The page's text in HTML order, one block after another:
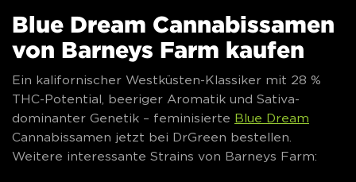
Blue Dream Cannabissamen
von Barneys Farm kaufen
Ein kalifornischer Westküsten-Klassiker mit 28 %
THC-Potential, beeriger Aromatik und Sativa-
dominanter Genetik – feminisierte Blue Dream
Cannabissamen jetzt bei DrGreen bestellen.
Weitere interessante Strains von Barneys Farm: